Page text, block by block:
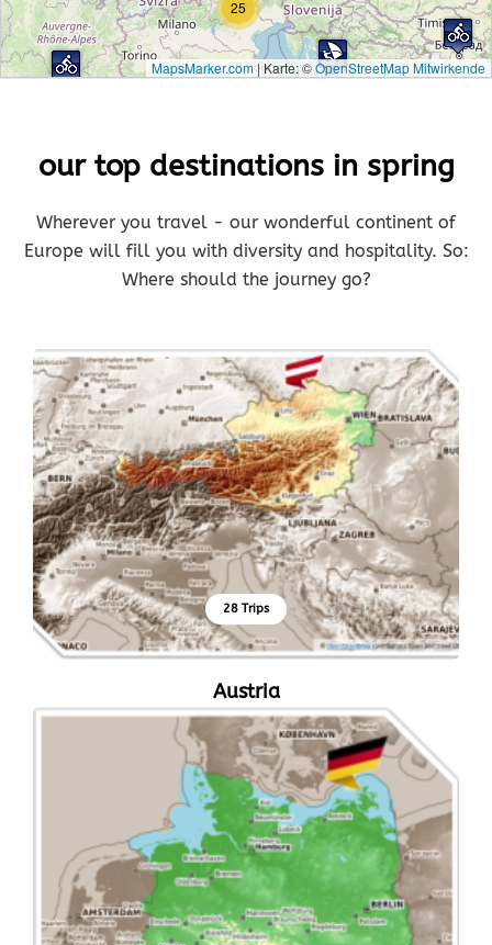
25
MapsMarker.com|Karte: ©OpenStreetMap Mitwirkende
our top destinations in spring
Wherever you travel - our wonderful continent of
Europe will fill you with diversity and hospitality. So:
Where should the journey go?
28 Trips
Austria